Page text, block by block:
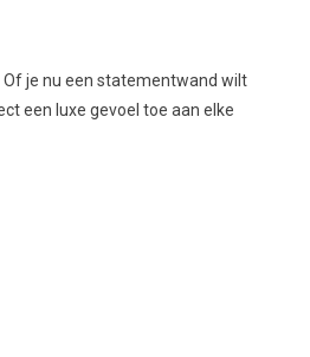
je nu een statementwand wilt
een luxe gevoel toe aan elke